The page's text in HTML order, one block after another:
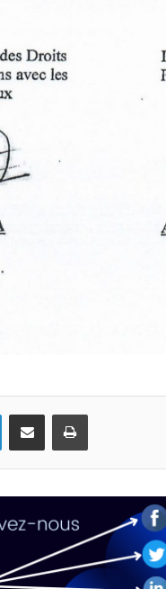
LinkedinPartager par email Imprimer